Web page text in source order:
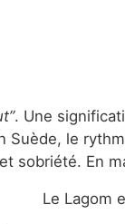
. Une
Suède, le
sobriété. En
Le Lagom